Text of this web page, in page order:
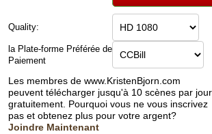
Quality:
la Plate-forme Préférée de
Paiement
Les membres de www.KristenBjorn.com
peuvent télécharger jusqu'à 10 scènes par jour
gratuitement. Pourquoi vous ne vous inscrivez
pas et obtenez plus pour votre argent?
Joindre Maintenant